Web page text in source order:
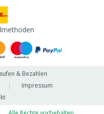
& Bezahlen
Impressum